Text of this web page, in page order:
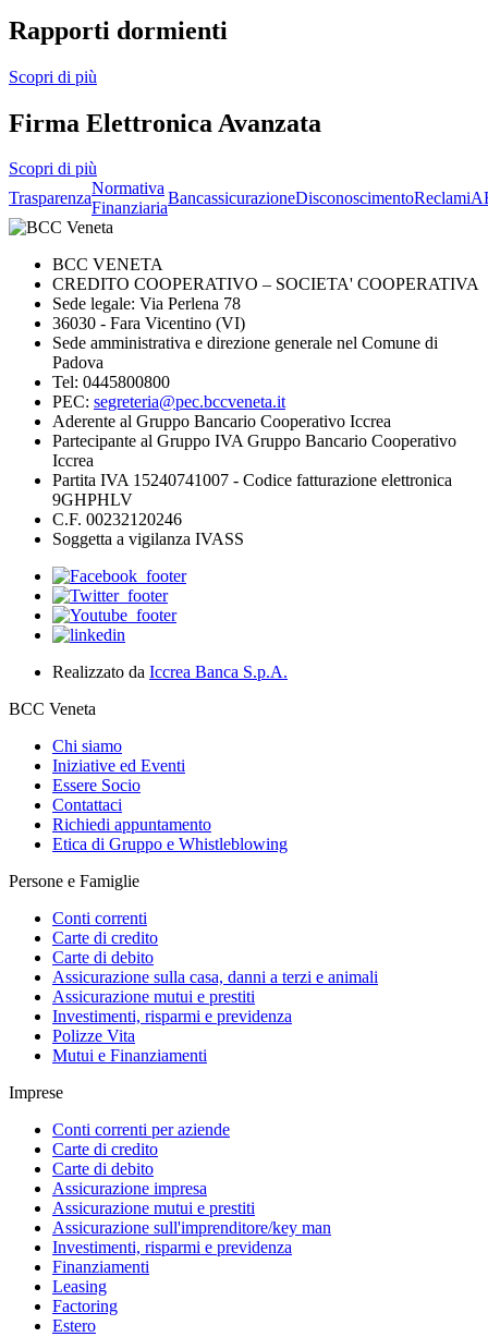
Rapporti dormienti
Scopri di più
Firma Elettronica Avanzata
Scopri di più
Trasparenza
Normativa
Finanziaria
BancassicurazioneDisconoscimentoReclami
BCC VENETA
CREDITO COOPERATIVO – SOCIETA' COOPERATIVA
Sede legale: Via Perlena 78
36030 - Fara Vicentino (VI)
Sede amministrativa e direzione generale nel Comune di
Padova
Tel: 0445800800
PEC: segreteria@pec.bccveneta.it
Aderente al Gruppo Bancario Cooperativo Iccrea
Partecipante al Gruppo IVA Gruppo Bancario Cooperativo
Iccrea
Partita IVA 15240741007 - Codice fatturazione elettronica
9GHPHLV
C.F. 00232120246
Soggetta a vigilanza IVASS
Realizzato da Iccrea Banca S.p.A.
BCC Veneta
Chi siamo
Iniziative ed Eventi
Essere Socio
Contattaci
Richiedi appuntamento
Etica di Gruppo e Whistleblowing
Persone e Famiglie
Conti correnti
Carte di credito
Carte di debito
Assicurazione sulla casa, danni a terzi e animali
Assicurazione mutui e prestiti
Investimenti, risparmi e previdenza
Polizze Vita
Mutui e Finanziamenti
Imprese
Conti correnti per aziende
Carte di credito
Carte di debito
Assicurazione impresa
Assicurazione mutui e prestiti
Assicurazione sull'imprenditore/key man
Investimenti, risparmi e previdenza
Finanziamenti
Leasing
Factoring
Estero